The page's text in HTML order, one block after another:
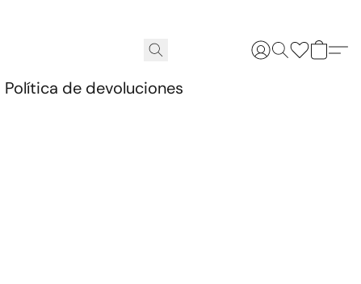
Política de devoluciones